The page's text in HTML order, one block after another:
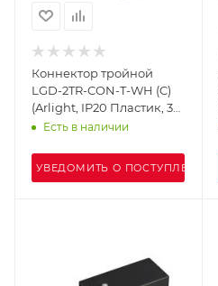
Коннектор тройной
LGD-2TR-CON-T-WH (C)
(Arlight, IP20 Пластик, 3
года)
Есть в наличии
УВЕДОМИТЬ О ПОСТУПЛЕНИИ